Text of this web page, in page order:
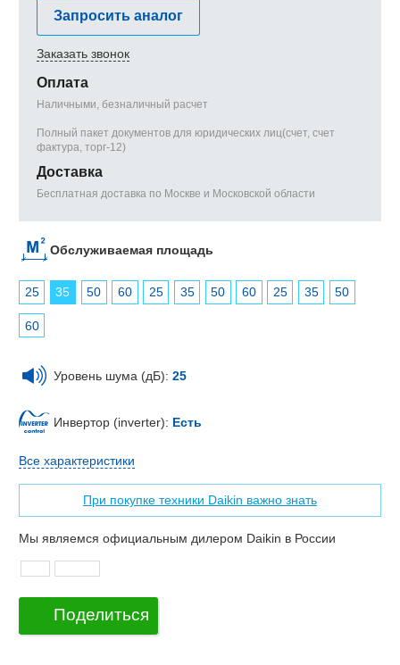
Запросить аналог
Заказать звонок
Оплата
Наличными, безналичный расчет
Полный пакет документов для юридических лиц(счет, счет
фактура, торг-12)
Доставка
Бесплатная доставка по Москве и Московской области
Обслуживаемая площадь
25 35 50 60 25 35 50 60 25 35 50
60
Уровень шума (дБ): 25
Инвертор (inverter): Есть
Все характеристики
При покупке техники Daikin важно знать
Мы являемся официальным дилером Daikin в России
Поделиться